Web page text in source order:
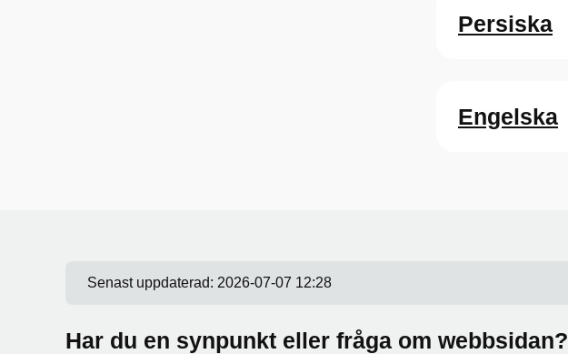
Persiska
Engelska
Senast uppdaterad: 2026-07-07 12:28
Har du en synpunkt eller fråga om webbsidan?